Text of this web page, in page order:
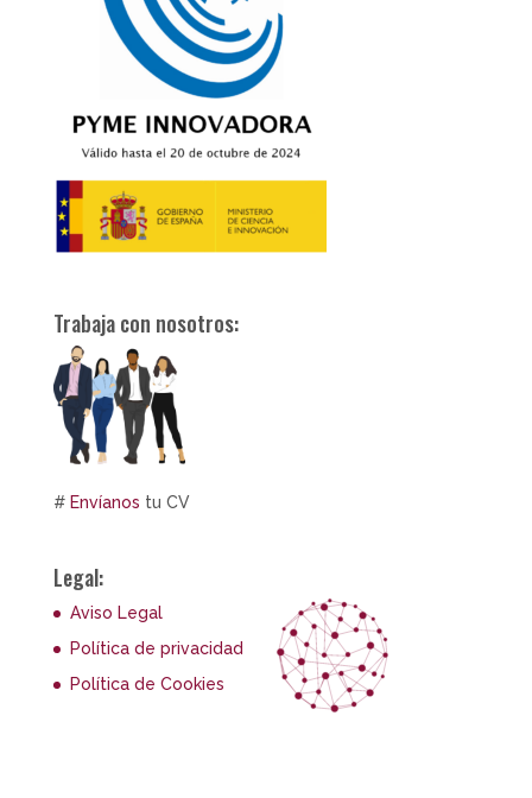
Trabaja con nosotros:
# Envíanos tu CV
Legal:
Aviso Legal
Política de privacidad
Política de Cookies